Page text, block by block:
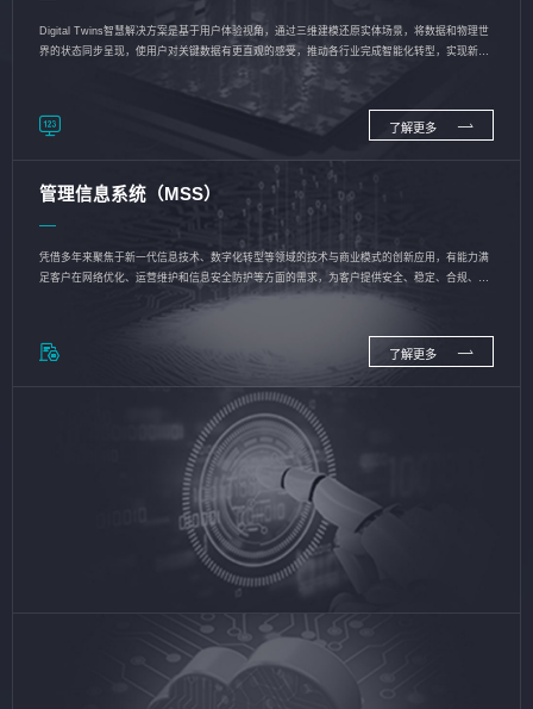
Digital Twins智慧解决方案是基于用户体验视角，通过三维建模还原实体场景，将数据和物理世
界的状态同步呈现，使用户对关键数据有更直观的感受，推动各行业完成智能化转型，实现新旧
了解更多
管理信息系统（MSS）
凭借多年来聚焦于新一代信息技术、数字化转型等领域的技术与商业模式的创新应用，有能力满
足客户在网络优化、运营维护和信息安全防护等方面的需求，为客户提供安全、稳定、合规、持
了解更多